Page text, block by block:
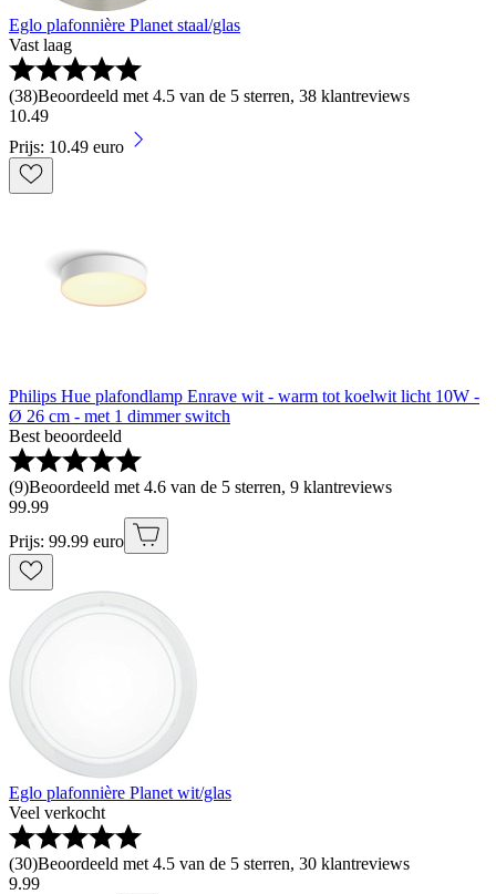
Eglo plafonnière Planet staal/glas
Vast laag
(38)Beoordeeld met 4.5 van de 5 sterren, 38 klantreviews
10.49
Prijs: 10.49 euro
Philips Hue plafondlamp Enrave wit - warm tot koelwit licht 10W -
Ø 26 cm - met 1 dimmer switch
Best beoordeeld
(9)Beoordeeld met 4.6 van de 5 sterren, 9 klantreviews
99.99
Prijs: 99.99 euro
Eglo plafonnière Planet wit/glas
Veel verkocht
(30)Beoordeeld met 4.5 van de 5 sterren, 30 klantreviews
9.99